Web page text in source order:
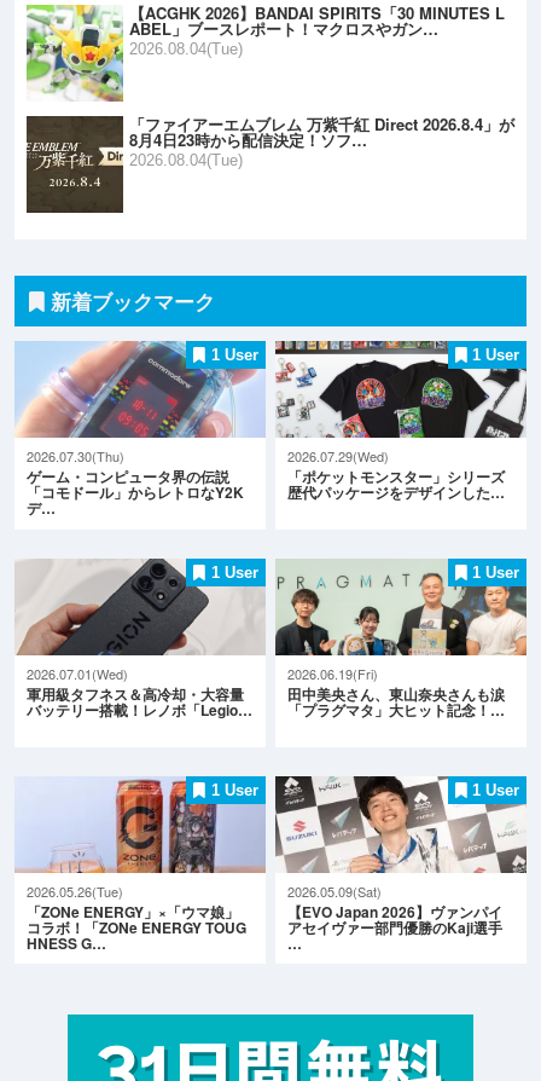
【ACGHK 2026】BANDAI SPIRITS「30 MINUTES L
ABEL」ブースレポート！マクロスやガン…
2026.08.04(Tue)
「ファイアーエムブレム 万紫千紅 Direct 2026.8.4」が
8月4日23時から配信決定！ソフ…
2026.08.04(Tue)
新着ブックマーク
1 User
2026.07.30(Thu)
ゲーム・コンピュータ界の伝説
「コモドール」からレトロなY2K
デ…
1 User
2026.07.29(Wed)
「ポケットモンスター」シリーズ
歴代パッケージをデザインした…
1 User
2026.07.01(Wed)
軍用級タフネス＆高冷却・大容量
バッテリー搭載！レノボ「Legio…
1 User
2026.06.19(Fri)
田中美央さん、東山奈央さんも涙
「プラグマタ」大ヒット記念！…
1 User
2026.05.26(Tue)
「ZONe ENERGY」×「ウマ娘」
コラボ！「ZONe ENERGY TOUG
HNESS G…
1 User
2026.05.09(Sat)
【EVO Japan 2026】ヴァンパイ
アセイヴァー部門優勝のKaji選手
…